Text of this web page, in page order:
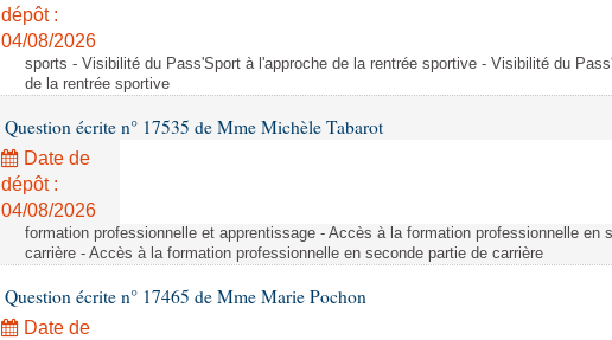
dépôt :
04/08/2026
sports - Visibilité du Pass'Sport à l'approche de la rentrée sportive - Visibilité du
de la rentrée sportive
Question écrite n° 17535 de Mme Michèle Tabarot
Date de
dépôt :
04/08/2026
formation professionnelle et apprentissage - Accès à la formation professionnelle en
carrière - Accès à la formation professionnelle en seconde partie de carrière
Question écrite n° 17465 de Mme Marie Pochon
Date de